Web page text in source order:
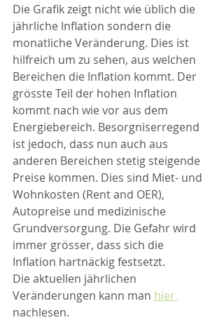
Die Grafik zeigt nicht wie üblich die
jährliche Inflation sondern die
monatliche Veränderung. Dies ist
hilfreich um zu sehen, aus welchen
Bereichen die Inflation kommt. Der
grösste Teil der hohen Inflation
kommt nach wie vor aus dem
Energiebereich. Besorgniserregend
ist jedoch, dass nun auch aus
anderen Bereichen stetig steigende
Preise kommen. Dies sind Miet- und
Wohnkosten (Rent and OER),
Autopreise und medizinische
Grundversorgung. Die Gefahr wird
immer grösser, dass sich die
Inflation hartnäckig festsetzt.
Die aktuellen jährlichen
Veränderungen kann man hier
nachlesen.